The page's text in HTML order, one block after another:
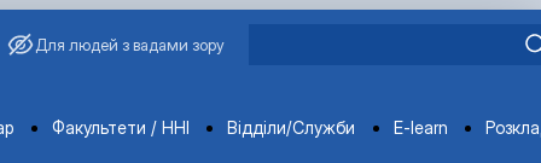
Для людей з вадами зору
Факультети / ННІ Відділи/Служби E-learn